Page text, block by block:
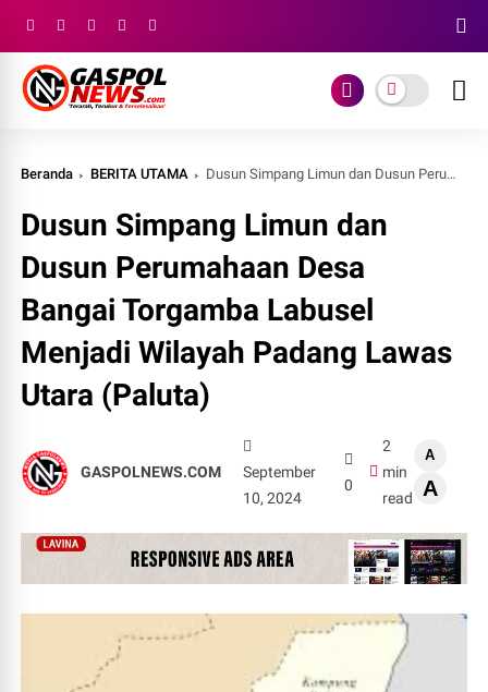
Beranda BERITA UTAMA Dusun Simpang Limun dan Dusun Perumahaan Desa Bangai Torgamba Labusel Menjadi Wilayah Padang Lawas Utara (Paluta)
Dusun Simpang Limun dan
Dusun Perumahaan Desa
Bangai Torgamba Labusel
Menjadi Wilayah Padang Lawas
Utara (Paluta)
GASPOLNEWS.COM
September
10, 2024
0
2
min
read
A
A